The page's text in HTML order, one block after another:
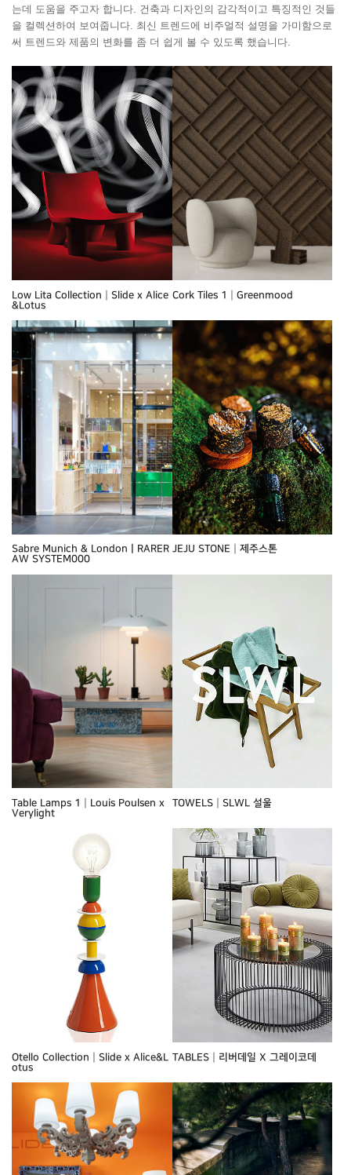
는데 도움을 주고자 합니다. 건축과 디자인의 감각적이고 특징적인 것들
을 컬렉션하여 보여줍니다. 최신 트렌드에 비주얼적 설명을 가미함으로
써 트렌드와 제품의 변화를 좀 더 쉽게 볼 수 있도록 했습니다.
Low Lita Collection┃Slide x Alice
&Lotus
Cork Tiles 1┃Greenmood
Sabre Munich & LondonㅣRARER
AW SYSTEM000
JEJU STONE┃제주스톤
Table Lamps 1┃Louis Poulsen x
Verylight
TOWELS┃SLWL 설울
Otello Collection┃Slide x Alice&L
otus
TABLES┃리버데일 X 그레이코데